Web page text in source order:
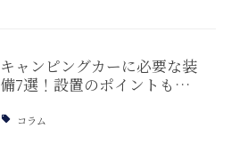
キャンピングカーに必要な装
備7選！設置のポイントも…
コラム